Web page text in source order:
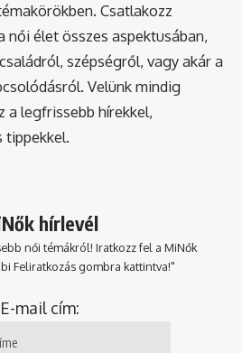
Csatlakozz
női élet összes aspektusában,
szépségről, vagy akár a
Velünk mindig
a legfrissebb hírekkel,
tippekkel.
hírlevél
női témákról! Iratkozz fel a MiNők
Feliratkozás gombra kattintva!"
E-mail cím: